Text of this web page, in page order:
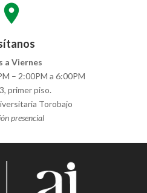
location_on
a Viernes
– 2:00PM a 6:00PM
primer piso.
Torobajo
presencial